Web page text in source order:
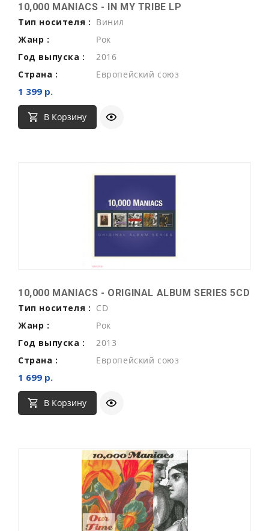
10,000 MANIACS - IN MY TRIBE LP
Тип носителя : Винил
Жанр :
Рок
Год выпуска :
2016
Страна :
Европейский союз
1 399 р.
В Корзину
10,000 MANIACS - ORIGINAL ALBUM SERIES 5CD
Тип носителя : CD
Жанр :
Рок
Год выпуска :
2013
Страна :
Европейский союз
1 699 р.
В Корзину